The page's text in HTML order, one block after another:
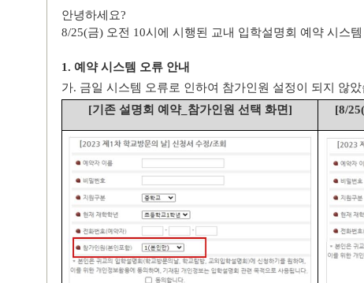
안녕하세요?
8/25(금) 오전 10시에 시행된 교내 입학설명회 예약 시스
1. 예약 시스템 오류 안내
가. 금일 시스템 오류로 인하여 참가인원 설정이 되지 않
[기존 설명회 예약_ 참가인원 선택 화면] [8/25(